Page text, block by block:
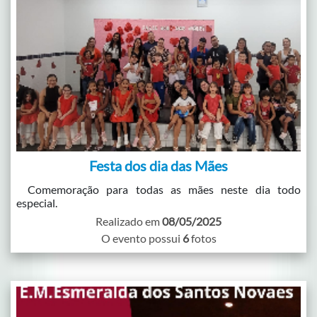
Festa dos dia das Mães
Comemoração para todas as mães neste dia todo
especial.
Realizado em08/05/2025
O evento possui 6fotos